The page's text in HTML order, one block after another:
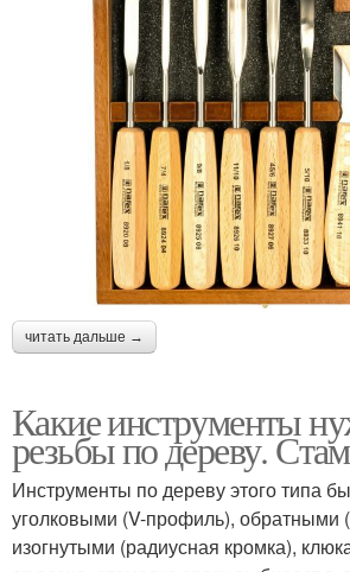
читать дальше →
Какие инструменты
резьбы по дереву.
Инструменты по дереву этого типа
уголковыми (V-профиль), обратными
изогнутыми (радиусная кромка),